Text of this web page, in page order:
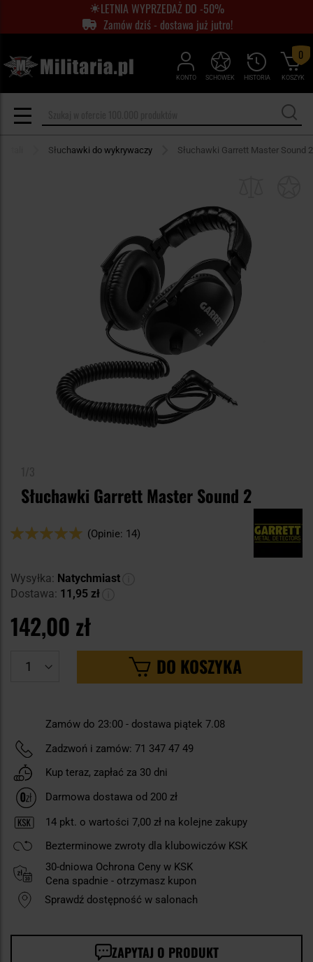
LETNIA WYPRZEDAŻ DO -50%
Zamów dziś - dostawa już jutro!
KONTO HISTORIA
SCHOWEK KOSZYK
0
Słuchawki do wykrywaczy Słuchawki Garrett Master Sound 2
Słuchawki Garrett Master Sound 2
Ocena:
(Opinie: 14)
Wysyłka: Natychmiast
Dostawa: 11,95 zł
142,00 zł
DO KOSZYKA
Zamów do 23:00 - dostawa piątek 7.08
Zadzwoń i zamów: 71 347 47 49
Kup teraz, zapłać za 30 dni
Darmowa dostawa od 200 zł
14 pkt. o wartości 7,00 zł na kolejne zakupy
Bezterminowe zwroty dla klubowiczów KSK
30-dniowa Ochrona Ceny w KSK
Cena spadnie - otrzymasz kupon
Sprawdź dostępność w salonach
ZAPYTAJ O PRODUKT